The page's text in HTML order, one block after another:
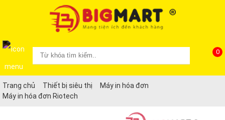
0
Trang chủ Thiết bị siêu thị
Máy in hóa đơn
Máy in hóa đơn Riotech